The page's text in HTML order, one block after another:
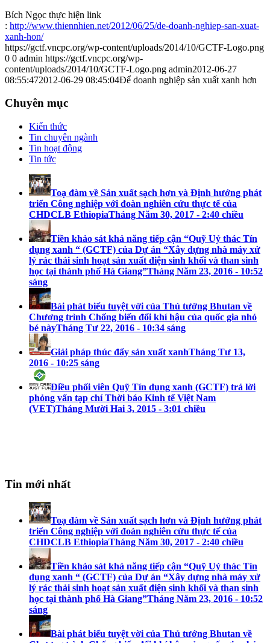
Bích Ngọc thực hiện link
: http://www.thiennhien.net/2012/06/25/de-doanh-nghiep-san-xuat-
xanh-hon/
https://gctf.vncpc.org/wp-content/uploads/2014/10/GCTF-Logo.png
0 0 admin https://gctf.vncpc.org/wp-
content/uploads/2014/10/GCTF-Logo.png admin2012-06-27
08:55:472012-06-29 08:45:04Để doanh nghiệp sản xuất xanh hơn
Chuyên mục
Kiến thức
Tin chuyên ngành
Tin hoạt động
Tin tức
Toạ đàm về Sản xuất sạch hơn và Định hướng phát
triển Công nghiệp với đoàn nghiên cứu thực tế của
CHDCLB EthiopiaTháng Năm 30, 2017 - 2:40 chiều
Tiền khảo sát khả năng tiếp cận “Quỹ Uỷ thác Tín
dụng xanh “ (GCTF) của Dự án “Xây dựng nhà máy xử
lý rác thải sinh hoạt sản xuất điện sinh khối và than sinh
học tại thành phố Hà Giang”Tháng Năm 23, 2016 - 10:52
sáng
Bài phát biểu tuyệt vời của Thủ tướng Bhutan về
Chương trình Chống biến đổi khí hậu của quốc gia nhỏ
bé nàyTháng Tư 22, 2016 - 10:34 sáng
Giải pháp thúc đẩy sản xuất xanhTháng Tư 13,
2016 - 10:25 sáng
Điều phối viên Quỹ Tín dụng xanh (GCTF) trả lời
phỏng vấn tạp chí Thời báo Kinh tế Việt Nam
(VET)Tháng Mười Hai 3, 2015 - 3:01 chiều
Tin mới nhất
Toạ đàm về Sản xuất sạch hơn và Định hướng phát
triển Công nghiệp với đoàn nghiên cứu thực tế của
CHDCLB EthiopiaTháng Năm 30, 2017 - 2:40 chiều
Tiền khảo sát khả năng tiếp cận “Quỹ Uỷ thác Tín
dụng xanh “ (GCTF) của Dự án “Xây dựng nhà máy xử
lý rác thải sinh hoạt sản xuất điện sinh khối và than sinh
học tại thành phố Hà Giang”Tháng Năm 23, 2016 - 10:52
sáng
Bài phát biểu tuyệt vời của Thủ tướng Bhutan về